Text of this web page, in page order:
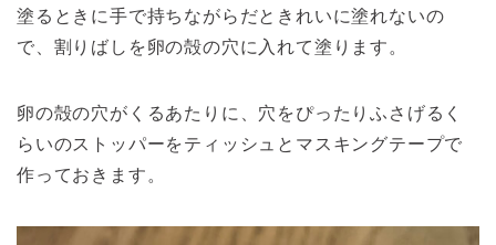
塗るときに手で持ちながらだときれいに塗れないの
で、割りばしを卵の殻の穴に入れて塗ります。
卵の殻の穴がくるあたりに、穴をぴったりふさげるく
らいのストッパーをティッシュとマスキングテープで
作っておきます。